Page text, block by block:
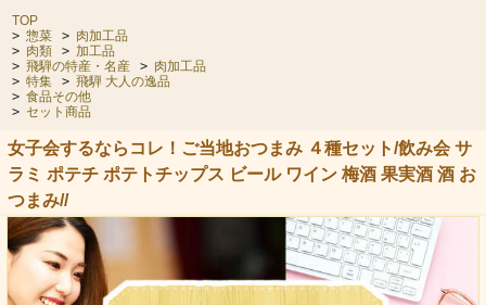
TOP
> 惣菜 > 肉加工品
> 肉類 > 加工品
> 飛騨の特産・名産 > 肉加工品
> 特集 > 飛騨 大人の逸品
> 食品その他
> セット商品
女子会するならコレ！ご当地おつまみ ４種セット/飲み会 サ
ラミ ポテチ ポテトチップス ビール ワイン 梅酒 果実酒 酒 お
つまみ//